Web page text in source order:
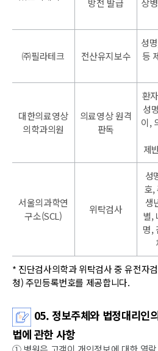
㈜필라테크 전산유지보수
성
등
대한의료영상
의학과의원
의료영상 원격
판독
환
성
이,
제
서울의과학연
구소(SCL)
위탁검사
성
호,
생
별,
명,
* 진단검사의학과 위탁검사 중 유전자
청) 주민등록번호를 제공합니다.
05. 정보주체와 법정대리인
법에 관한 사항